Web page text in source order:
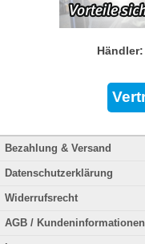
Händler:
Bezahlung & Versand
Datenschutzerklärung
Widerrufsrecht
AGB / Kundeninformationen